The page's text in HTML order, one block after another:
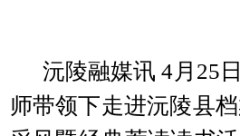
沅陵融媒讯 4月25
师带领下走进沅陵县